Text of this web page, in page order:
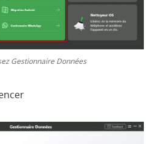
Gestionnaire Données